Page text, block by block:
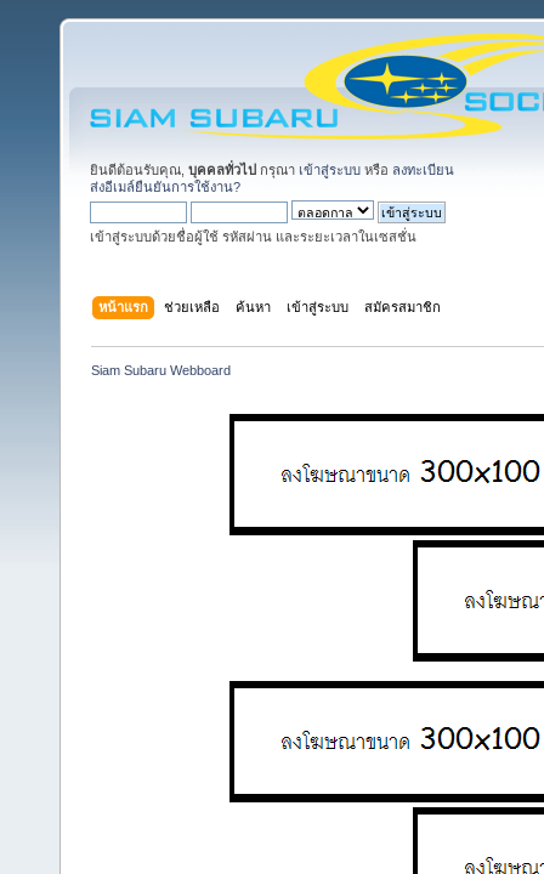
ยินดีต้อนรับคุณ, บุคคลทั่วไป กรุณา เข้าสู่ระบบ หรือ ลงทะเบียน
ส่งอีเมล์ยืนยันการใช้งาน?
เข้าสู่ระบบด้วยชื่อผู้ใช้ รหัสผ่าน และระยะเวลาในเซสชั่น
หน้าแรก ช่วยเหลือ ค้นหา เข้าสู่ระบบ สมัครสมาชิก
Siam Subaru Webboard